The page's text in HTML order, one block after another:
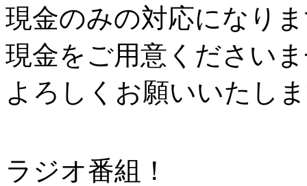
現金のみの対応になり
現金をご用意ください
よろしくお願いいたし
ラジオ番組！